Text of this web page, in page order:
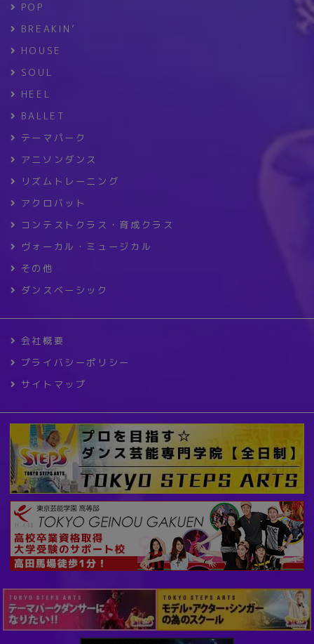
POP
BREAKIN’
HOUSE
SOUL
HEEL
BALLET
テーマパーク
アニソンダンス
リズムトレーニング
アクロバット
コンテストクラス・育成クラス
ヴォーカル・ミュージカル
その他
ダンスベーシック
会社概要
プライバシーポリシー
サイトマップ